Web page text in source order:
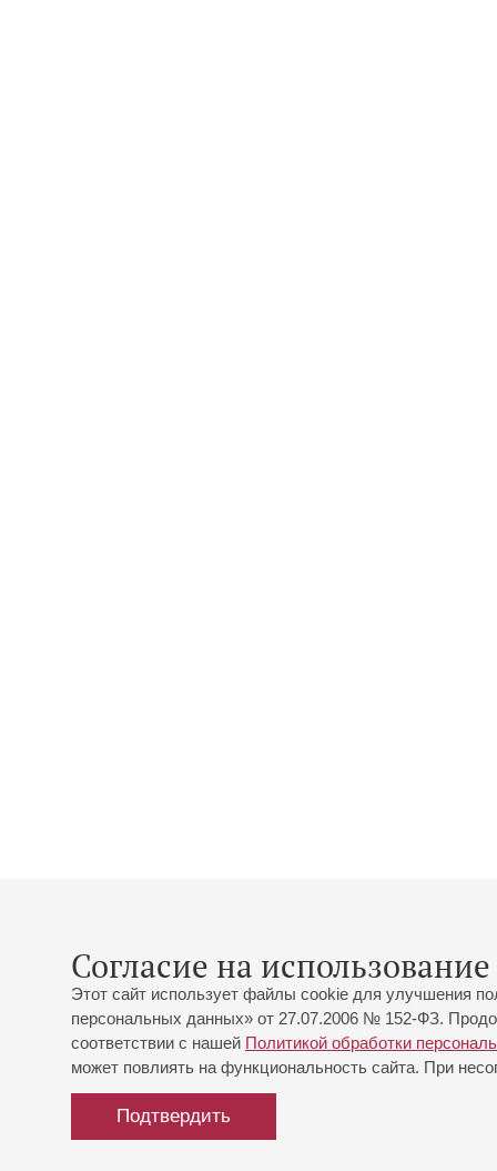
Согласие на
Этот сайт использует файлы cookie для улучшения
персональных данных» от 27.07.2006 № 152-ФЗ.
соответствии с нашей Политикой обработки
может повлиять на функциональность сайта. При
Подтвердить